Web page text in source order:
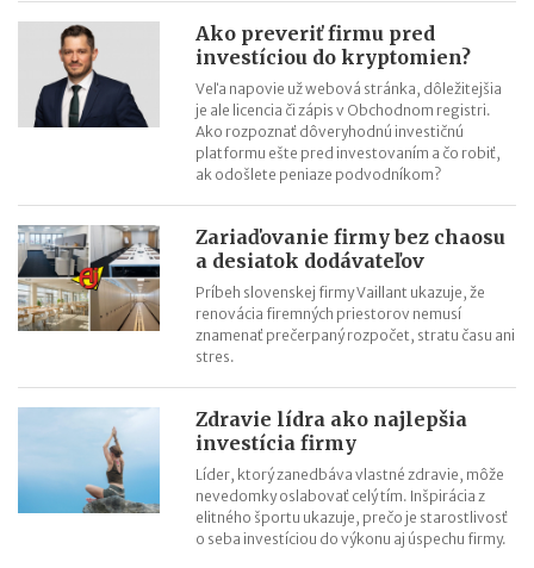
Kontroly influencerov a tvorcov digitálneho obsahu: finančná
správa sa zameria na ich príjmy
Zmeny v e-faktúre: štát ju opravuje ešte pred zavedením
VÚB mení podmienky firemných debetných a kreditných kariet
Mýty o dôchodkovej prognóze a riešenie sporných situácií
Kedy vznikajú absolventom škôl povinnosti voči Sociálnej
poisťovni?
Ako preveriť firmu pred
investíciou do kryptomien?
Veľa napovie už webová stránka, dôležitejšia
je ale licencia či zápis v Obchodnom registri.
Ako rozpoznať dôveryhodnú investičnú
platformu ešte pred investovaním a čo robiť,
ak odošlete peniaze podvodníkom?
Zariaďovanie firmy bez chaosu
a desiatok dodávateľov
Príbeh slovenskej firmy Vaillant ukazuje, že
renovácia firemných priestorov nemusí
znamenať prečerpaný rozpočet, stratu času ani
stres.
Zdravie lídra ako najlepšia
investícia firmy
Líder, ktorý zanedbáva vlastné zdravie, môže
nevedomky oslabovať celý tím. Inšpirácia z
elitného športu ukazuje, prečo je starostlivosť
o seba investíciou do výkonu aj úspechu firmy.